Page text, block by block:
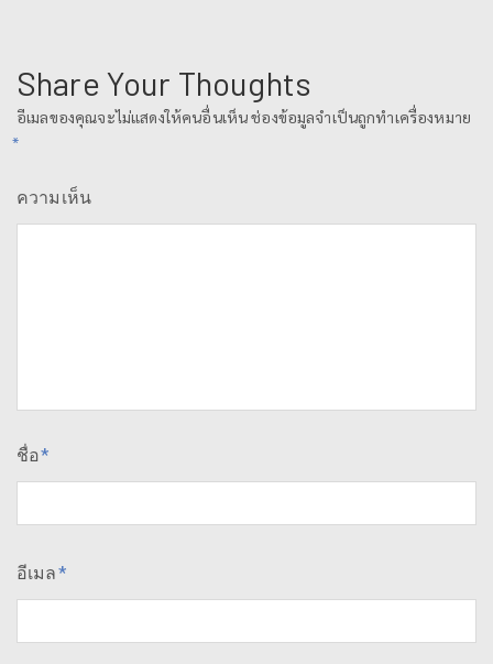
Share Your Thoughts
อีเมลของคุณจะไม่แสดงให้คนอื่นเห็นช่องข้อมูลจำเป็นถูกทำเครื่องหมาย
*
ความเห็น
ชื่อ*
อีเมล*